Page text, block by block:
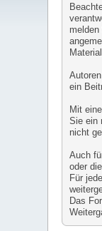
ein
Mit
Sie ein
nicht
Auch
oder
Für
Das